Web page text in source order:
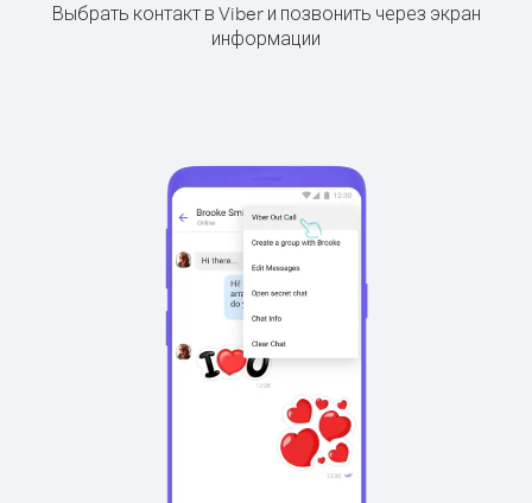
Выбрать контакт в Viber и позвонить через экран
информации